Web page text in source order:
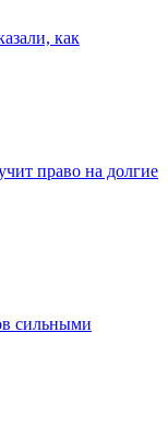
как
право на долгие
сильными